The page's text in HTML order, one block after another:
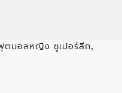
ตบอลหญิง ซูเปอร์ลีก,